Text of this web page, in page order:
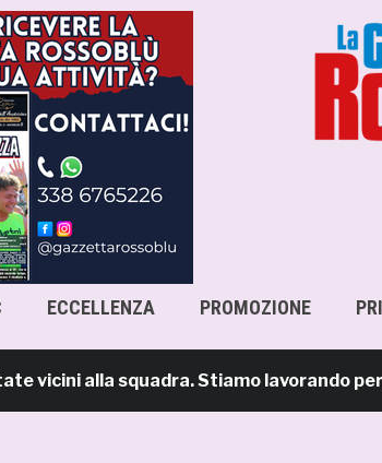
ECCELLENZA PROMOZIONE
alla squadra. Stiamo lavorando per